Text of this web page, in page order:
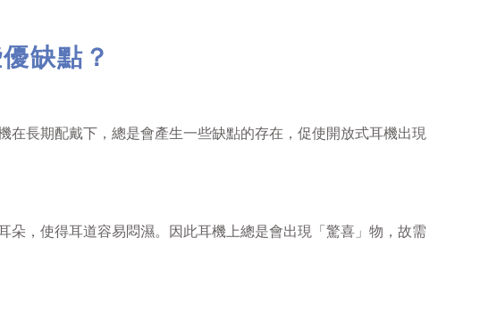
缺點？
長期配戴下，總是會產生一些缺點的存在，促使開放式耳機出現
，使得耳道容易悶濕。因此耳機上總是會出現「驚喜」物，故需